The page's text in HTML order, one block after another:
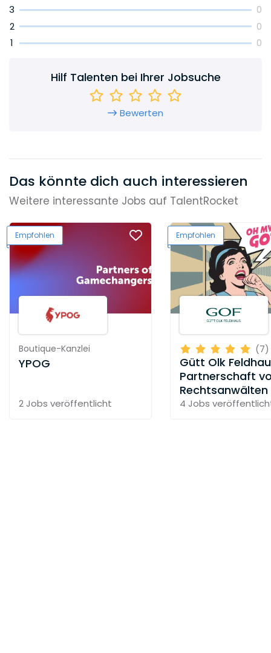
3 0
2 0
1 0
Hilf Talenten bei Ihrer Jobsuche
Bewerten
Das könnte dich auch interessieren
Weitere interessante Jobs auf TalentRocket
Empfohlen
Boutique-Kanzlei
YPOG
2 Jobs veröffentlicht
Empfohlen
(7)
Gütt Olk
Partnerschaft
Rechtsanwälten
4 Jobs